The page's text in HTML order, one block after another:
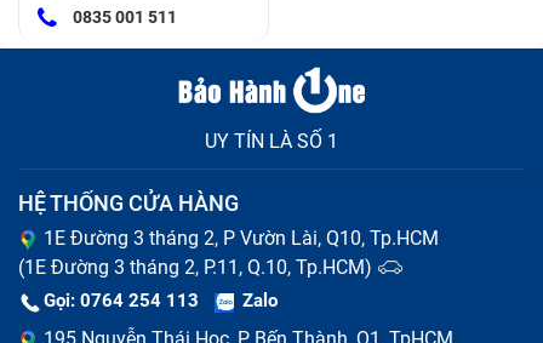
Tốc độ đọc và ghi của NVMe SSD có thể lên đến 3,000
MB/s đến 7,000 MB/s, tùy thuộc vào phiên bản PCIe
Ứng dụng: Dùng cho các laptop cao cấp, chơi game,
hoặc các máy tính xách tay cần hiệu suất cao.
M.2 SSD
M.2 SSD là loại ổ cứng thể rắn (SSD) có kích thước
0835 001 511
UY TÍN LÀ SỐ 1
HỆ THỐNG CỬA HÀNG
1E Đường 3 tháng 2, P Vườn Lài, Q10, Tp.HCM
(1E Đường 3 tháng 2, P.11, Q.10, Tp.HCM)
Gọi: 0764 254 113 Zalo